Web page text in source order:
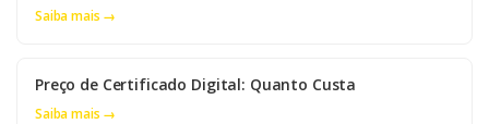
Saiba mais →
Preço de Certificado Digital: Quanto Custa
Saiba mais →